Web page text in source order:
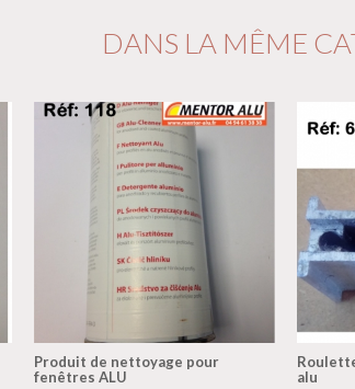
DANS LA MÊME
Produit de nettoyage pour
fenêtres ALU
alu